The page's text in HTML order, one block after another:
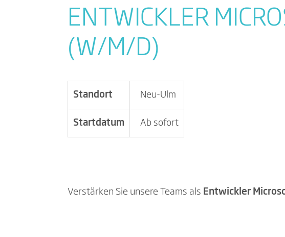
ENTWICKLER
(W/M/D)
Standort Neu-Ulm
Startdatum Ab sofort
Verstärken Sie unsere Teams als Entwickler